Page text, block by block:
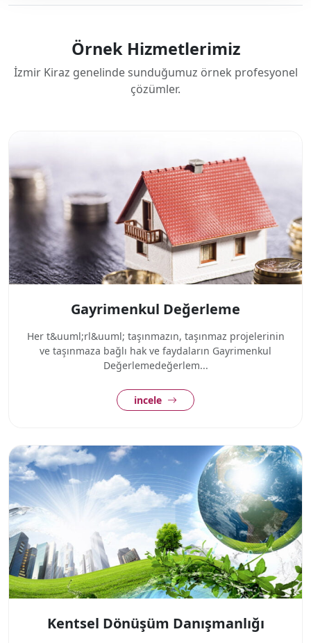
Örnek Hizmetlerimiz
İzmir Kiraz genelinde sunduğumuz örnek profesyonel
çözümler.
Gayrimenkul Değerleme
Her t&uuml;rl&uuml; taşınmazın, taşınmaz projelerinin
ve taşınmaza bağlı hak ve faydaların Gayrimenkul
Değerlemedeğerlem...
incele
Kentsel Dönüşüm Danışmanlığı